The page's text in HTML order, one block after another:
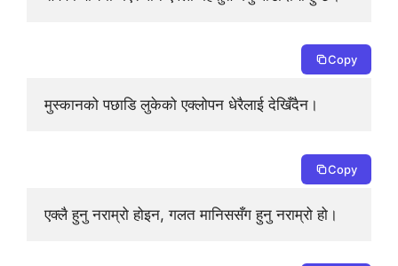
Copy
मुस्कानको पछाडि लुकेको एक्लोपन धेरैलाई देखिँदैन।
Copy
एक्लै हुनु नराम्रो होइन, गलत मानिससँग हुनु नराम्रो हो।